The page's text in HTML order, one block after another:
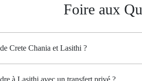
Foire aux
Crete Chania et Lasithi ?
à Lasithi avec un transfert privé ?